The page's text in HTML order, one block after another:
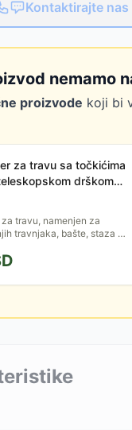
Kontaktirajte nas
nemamo
proizvode koji bi
za travu sa točkićima
drškom
FZS 2002-E
travu, namenjen za
travnjaka, bašte, staza i